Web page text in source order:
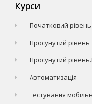
Курси
Початковий рівень
Просунутий рівень
Просунутий
Автоматизація
Тестування